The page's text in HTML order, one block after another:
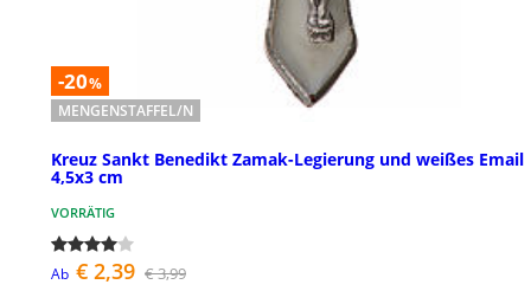
-20%
MENGENSTAFFEL/N
Kreuz Sankt Benedikt Zamak-Legierung und weißes Email
4,5x3 cm
VORRÄTIG
Ab € 2,39 € 3,99